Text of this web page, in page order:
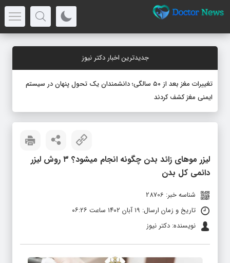
جدیدترین اخبار دکتر نیوز
تغییرات مغز بعد از ۵۰ سالگی؛ دانشمندان یک تحول پنهان در سیستم
ایمنی مغز کشف کردند
لیزر موهای زائد بدن چگونه انجام میشود؟ ۳ روش لیزر
دائمی کل بدن
شناسه خبر: 28706
تاریخ و زمان ارسال: ۱۹ آبان ۱۴۰۲ ساعت ۰۶:۲۶
نویسنده: دکتر نیوز